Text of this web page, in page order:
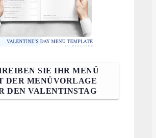
SIE IHR MENÜ
DER MENÜVORLAGE
DEN VALENTINSTAG